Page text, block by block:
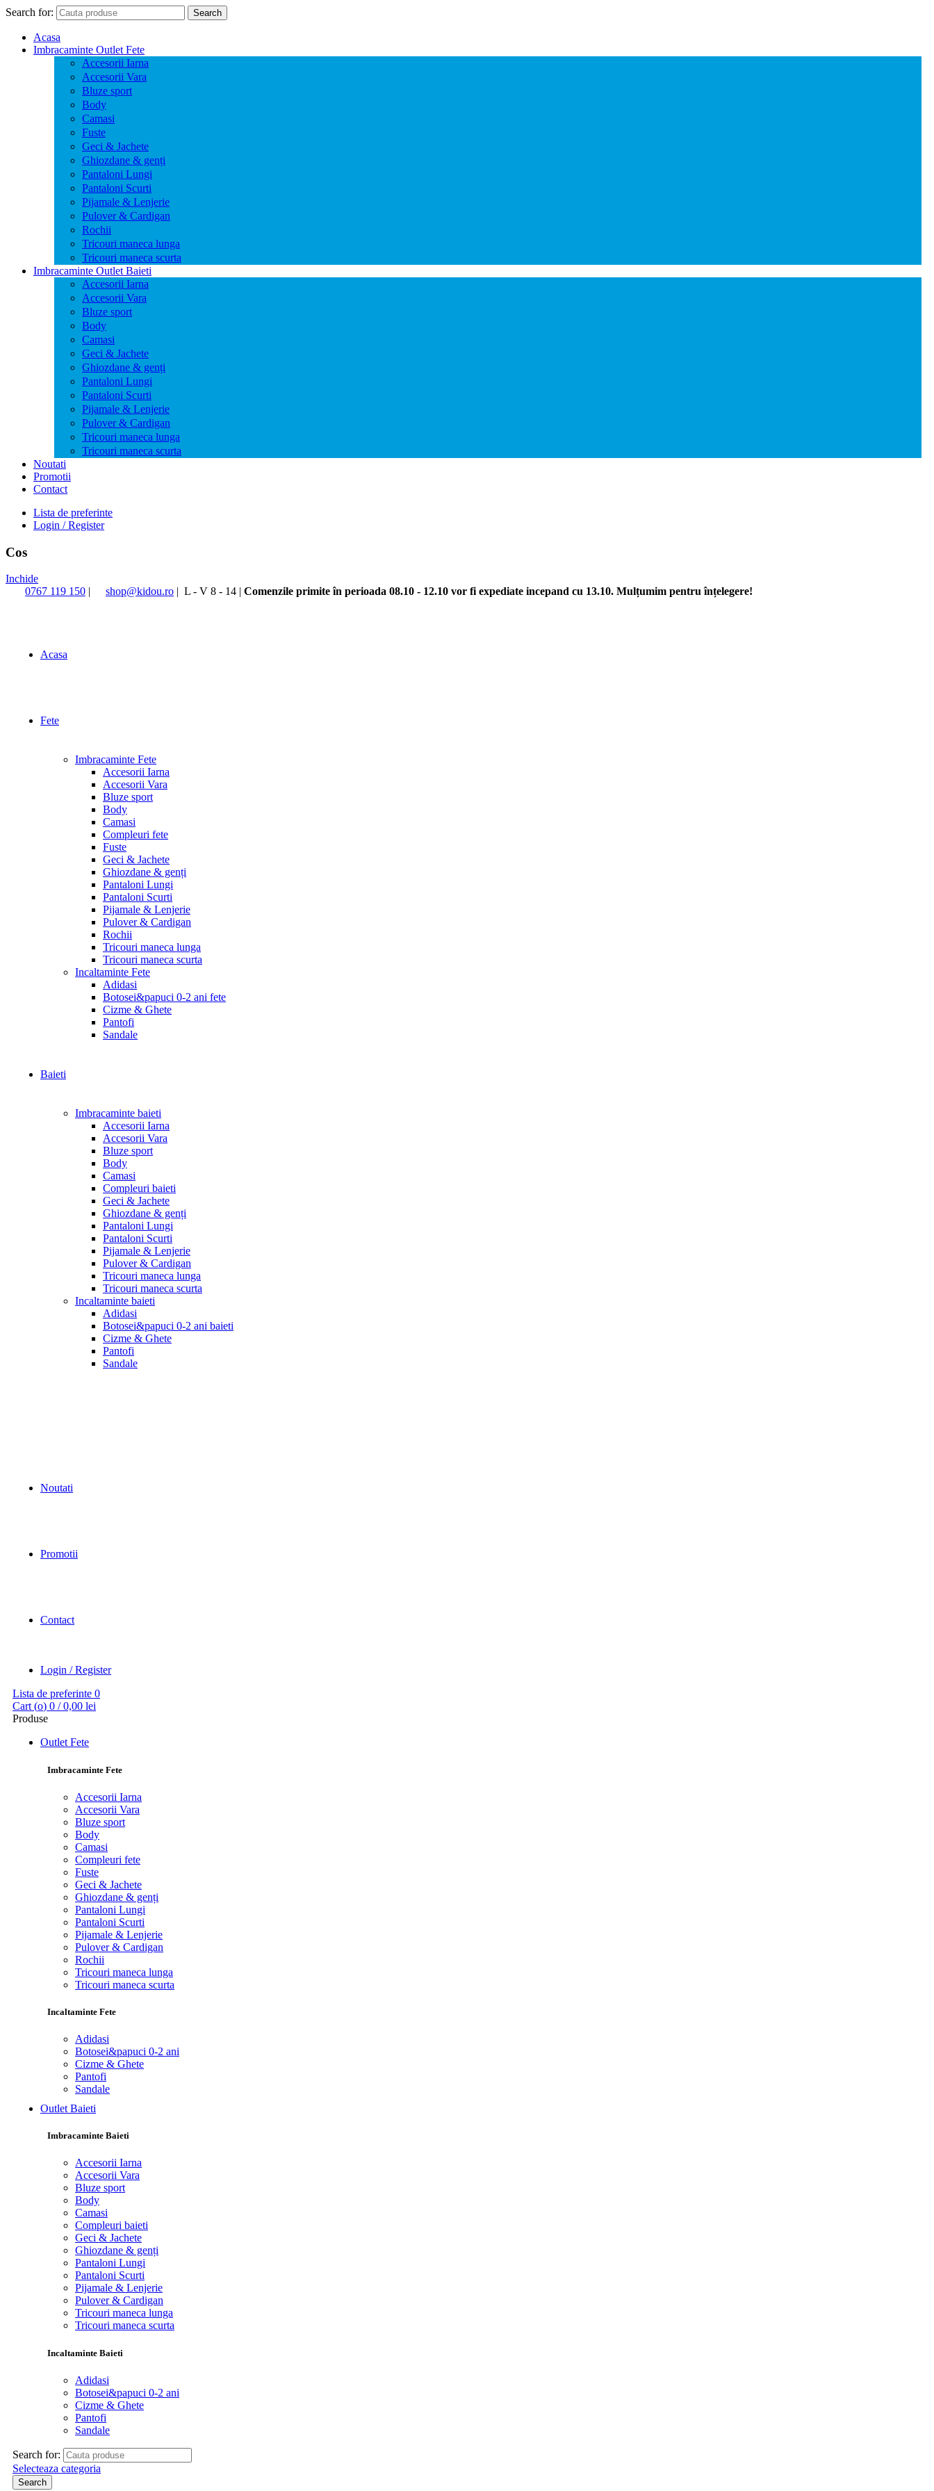
Search for: Search
Acasa
Imbracaminte Outlet Fete
Accesorii Iarna
Accesorii Vara
Bluze sport
Body
Camasi
Fuste
Geci & Jachete
Ghiozdane & genți
Pantaloni Lungi
Pantaloni Scurti
Pijamale & Lenjerie
Pulover & Cardigan
Rochii
Tricouri maneca lunga
Tricouri maneca scurta
Imbracaminte Outlet Baieti
Accesorii Iarna
Accesorii Vara
Bluze sport
Body
Camasi
Geci & Jachete
Ghiozdane & genți
Pantaloni Lungi
Pantaloni Scurti
Pijamale & Lenjerie
Pulover & Cardigan
Tricouri maneca lunga
Tricouri maneca scurta
Noutati
Promotii
Contact
Lista de preferinte
Login / Register
Cos
Inchide
0767 119 150 | shop@kidou.ro | L - V 8 - 14 | Comenzile primite în perioada 08.10 - 12.10 vor fi expediate incepand cu 13.10. Mulțumim pentru înțelegere!
Acasa
Fete
Imbracaminte Fete
Accesorii Iarna
Accesorii Vara
Bluze sport
Body
Camasi
Compleuri fete
Fuste
Geci & Jachete
Ghiozdane & genți
Pantaloni Lungi
Pantaloni Scurti
Pijamale & Lenjerie
Pulover & Cardigan
Rochii
Tricouri maneca lunga
Tricouri maneca scurta
Incaltaminte Fete
Adidasi
Botosei&papuci 0-2 ani fete
Cizme & Ghete
Pantofi
Sandale
Baieti
Imbracaminte baieti
Accesorii Iarna
Accesorii Vara
Bluze sport
Body
Camasi
Compleuri baieti
Geci & Jachete
Ghiozdane & genți
Pantaloni Lungi
Pantaloni Scurti
Pijamale & Lenjerie
Pulover & Cardigan
Tricouri maneca lunga
Tricouri maneca scurta
Incaltaminte baieti
Adidasi
Botosei&papuci 0-2 ani baieti
Cizme & Ghete
Pantofi
Sandale
Noutati
Promotii
Contact
Login / Register
Lista de preferinte 0
Cart (o) 0 / 0,00 lei
Produse
Outlet Fete
Imbracaminte Fete
Accesorii Iarna
Accesorii Vara
Bluze sport
Body
Camasi
Compleuri fete
Fuste
Geci & Jachete
Ghiozdane & genți
Pantaloni Lungi
Pantaloni Scurti
Pijamale & Lenjerie
Pulover & Cardigan
Rochii
Tricouri maneca lunga
Tricouri maneca scurta
Incaltaminte Fete
Adidasi
Botosei&papuci 0-2 ani
Cizme & Ghete
Pantofi
Sandale
Outlet Baieti
Imbracaminte Baieti
Accesorii Iarna
Accesorii Vara
Bluze sport
Body
Camasi
Compleuri baieti
Geci & Jachete
Ghiozdane & genți
Pantaloni Lungi
Pantaloni Scurti
Pijamale & Lenjerie
Pulover & Cardigan
Tricouri maneca lunga
Tricouri maneca scurta
Incaltaminte Baieti
Adidasi
Botosei&papuci 0-2 ani
Cizme & Ghete
Pantofi
Sandale
Search for:
Selecteaza categoria
Search